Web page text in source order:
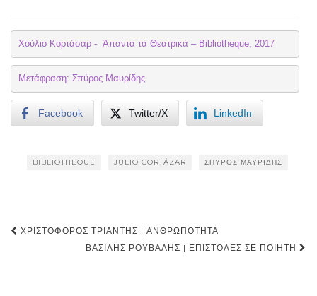
Χούλιο Κορτάσαρ -  Άπαντα τα Θεατρικά – Bibliotheque, 2017
Μετάφραση: Σπύρος Μαυρίδης
Facebook Twitter/X LinkedIn
BIBLIOTHEQUE JULIO CORTÁZAR ΣΠΎΡΟΣ ΜΑΥΡΊΔΗΣ
Post
navigation
ΧΡΙΣΤΌΦΟΡΟΣ ΤΡΙΆΝΤΗΣ | ΑΝΘΡΩΠΌΤΗΤΑ
ΒΑΣΊΛΗΣ ΡΟΎΒΑΛΗΣ | ΕΠΙΣΤΟΛΈΣ ΣΕ ΠΟΙΗΤΉ